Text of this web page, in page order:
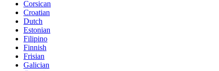
Corsican
Croatian
Dutch
Estonian
Filipino
Finnish
Frisian
Galician